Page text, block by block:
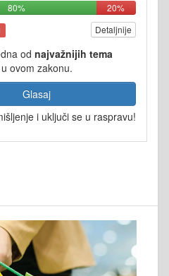
80% 20%
Detaljnije
od najvažnijih tema
u ovom zakonu.
Glasaj
i uključi se u raspravu!